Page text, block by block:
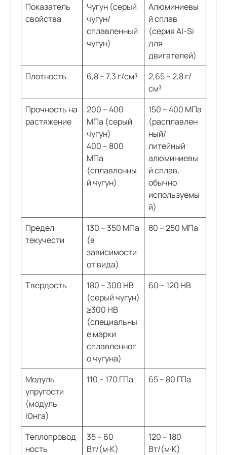
Показатель
свойства
Чугун (серый
чугун/
сплавленный
чугун)
Алюминиевы
й сплав
(серия Al-Si
для
двигателей)
Плотность
6,8 – 7,3 г/см³
2,65 – 2,8 г/
см³
Прочность на
растяжение
200 – 400
МПа (серый
чугун)
400 – 800
МПа
(сплавленны
й чугун)
150 – 400 МПа
(расплавлен
ный/
литейный
алюминиевы
й сплав,
обычно
используемы
й)
Предел
текучести
130 – 350 МПа
(в
зависимости
от вида)
80 – 250 МПа
Твердость
180 – 300 HB
(серый чугун)
≥300 HB
(специальны
е марки
сплавленног
о чугуна)
60 – 120 HB
Модуль
упругости
(модуль
Юнга)
110 – 170 ГПа 65 – 80 ГПа
Теплопровод
ность
35 – 60
Вт/(м·К)
120 – 180
Вт/(м·К)